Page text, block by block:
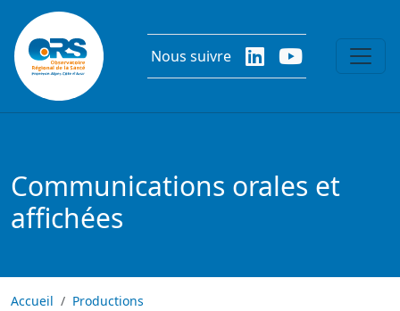
Aller au contenu principal
Nous suivre
Communications orales et
affichées
Accueil Productions